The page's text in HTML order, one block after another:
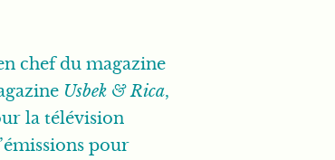
chef du magazine
Usbek & Rica,
la télévision
pour